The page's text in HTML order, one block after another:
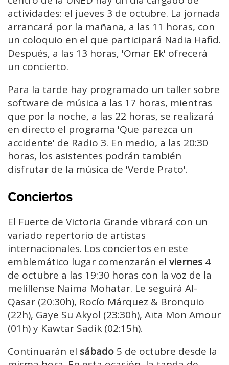
actividades: el jueves 3 de octubre. La jornada
arrancará por la mañana, a las 11 horas, con
un coloquio en el que participará Nadia Hafid.
Después, a las 13 horas, 'Omar Ek' ofrecerá
un concierto.
Para la tarde hay programado un taller sobre
software de música a las 17 horas, mientras
que por la noche, a las 22 horas, se realizará
en directo el programa 'Que parezca un
accidente' de Radio 3. En medio, a las 20:30
horas, los asistentes podrán también
disfrutar de la música de 'Verde Prato'.
Conciertos
El Fuerte de Victoria Grande vibrará con un
variado repertorio de artistas
internacionales. Los conciertos en este
emblemático lugar comenzarán el viernes 4
de octubre a las 19:30 horas con la voz de la
melillense Naima Mohatar. Le seguirá Al-
Qasar (20:30h), Rocío Márquez & Bronquio
(22h), Gaye Su Akyol (23:30h), Aïta Mon Amour
(01h) y Kawtar Sadik (02:15h).
Continuarán el sábado 5 de octubre desde la